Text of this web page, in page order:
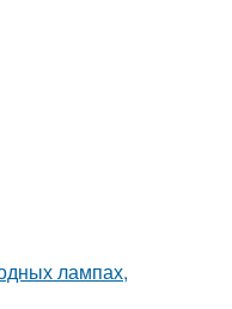
лампах,